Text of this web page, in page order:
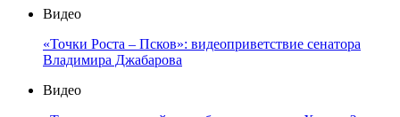
Видео
«Точки Роста – Псков»: видеоприветствие сенатора
Владимира Джабарова
Видео